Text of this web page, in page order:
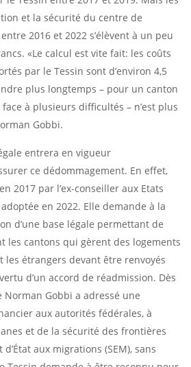
et la sécurité du centre de
2016 et 2022 s’élèvent à un peu
«Le calcul est vite fait: les coûts
par le Tessin sont d’environ 4,5
plus longtemps – pour un canton
à plusieurs difficultés – n’est plus
Gobbi.
entrera en vigueur
ce dédommagement. En effet,
2017 par l’ex-conseiller aux Etats
adoptée en 2022. Elle demande à la
d’une base légale permettant de
les cantons qui gèrent des logements
étrangers devant être renvoyés
d’un accord de réadmission. Dès
Gobbi a adressé une
aux autorités fédérales, à
et de la sécurité des frontières
aux migrations (SEM), sans